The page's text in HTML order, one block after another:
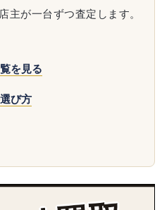
主が一台ずつ査定します。
を見る
び方